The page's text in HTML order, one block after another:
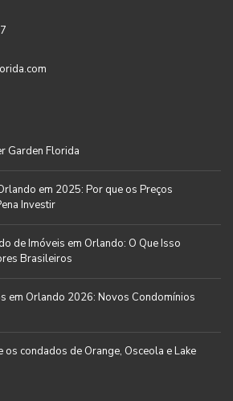
Garden Florida
em 2025: Por que os Preços
Investir
de Imóveis em Orlando: O Que Isso
Brasileiros
em Orlando 2026: Novos Condomínios
os condados de Orange, Osceola e Lake